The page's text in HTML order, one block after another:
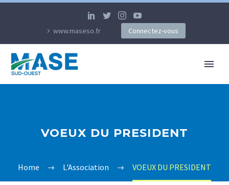
www.maseso.fr Connectez-vous
VOEUX DU PRESIDENT
Home L'Association VOEUX DU PRESIDENT